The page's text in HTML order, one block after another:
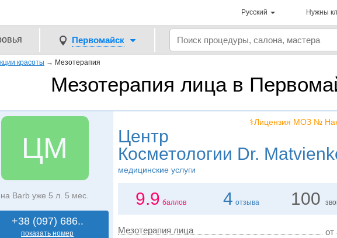
Русский Нужны
Первомайск
красоты → Мезотерапия
Мезотерапия лица в
ЦМ
на Barb уже 5 л. 5 мес.
+38 (097) 686..
показать номер
⚕️Лицензия МОЗ №
Центр
Косметологии Dr.
медицинские услуги
9.9 баллов 4 отзыва 100
Мезотерапия лица от